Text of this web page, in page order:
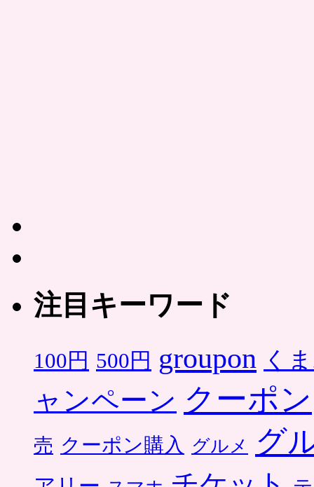
注目キーワード
100円 500円 groupon く
ャンペーン クーポン
売 クーポン購入 グルメ グ